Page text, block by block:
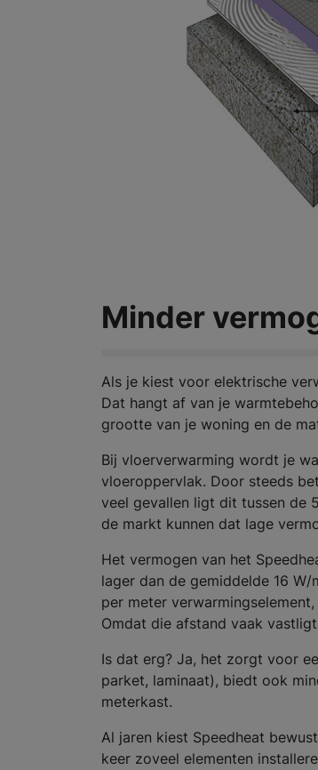
Minder
Als je kiest voor elektrische
Dat hangt af van je
grootte van je woning en de
Bij vloerverwarming wordt je
vloeroppervlak. Door steeds
veel gevallen ligt dit tussen de
de markt kunnen dat lage
Het vermogen van het
lager dan de gemiddelde 16
per meter
Omdat die afstand vaak
Is dat erg? Ja, het zorgt voor
parket, laminaat), biedt ook
meterkast.
Al jaren kiest Speedheat
keer zoveel elementen